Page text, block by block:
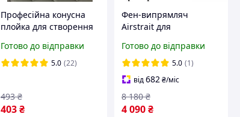
Професійна конусна
плойка для створення
1210 діаметром 13-25
мм потужністю 25 Вт
Готово до відправки
5.0 (22)
403 ₴
493 ₴
Фен-випрямляч
Airstrait для
- Kanzan Pink з кейсом
у комплекті + гребінець
Готово до відправки
5.0 (1)
від682₴/міс
4 090₴
8 180 ₴